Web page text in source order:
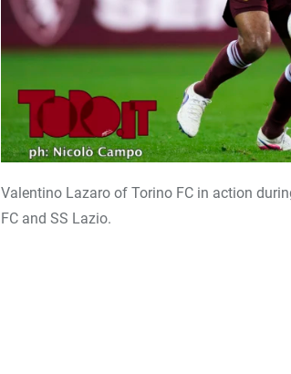
Valentino Lazaro of Torino FC in action
FC and SS Lazio.